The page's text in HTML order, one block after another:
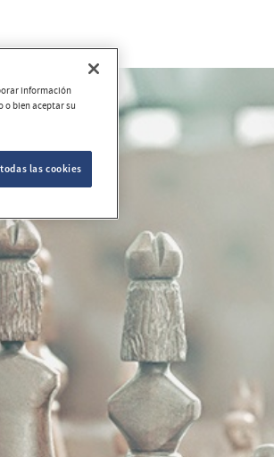
información
o bien aceptar su
las cookies